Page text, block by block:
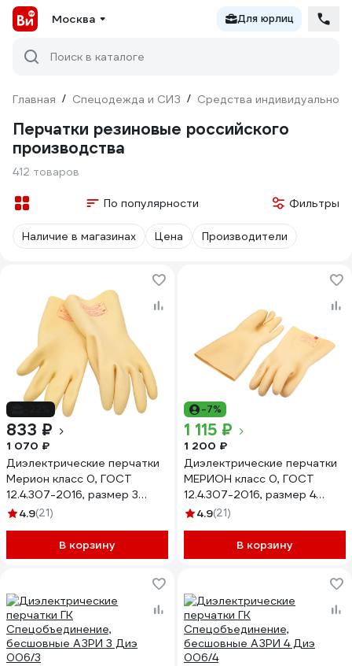
Москва Для юрлиц
Поиск в каталоге
Главная / Спецодежда и СИЗ / Средства индивидуальной
Перчатки резиновые российского
производства
412 товаров
По популярности Фильтры
Наличие в магазинах Цена Производители
833 ₽
1 070 ₽
Диэлектрические перчатки
Мерион класс 0, ГОСТ
12.4.307-2016, размер 3
ПЕР121.3
4.9(21)
В корзину
-7%
1 115 ₽
1 200 ₽
Диэлектрические перчатки
МЕРИОН класс 0, ГОСТ
12.4.307-2016, размер 4
ПЕР121.4
4.9(21)
В корзину